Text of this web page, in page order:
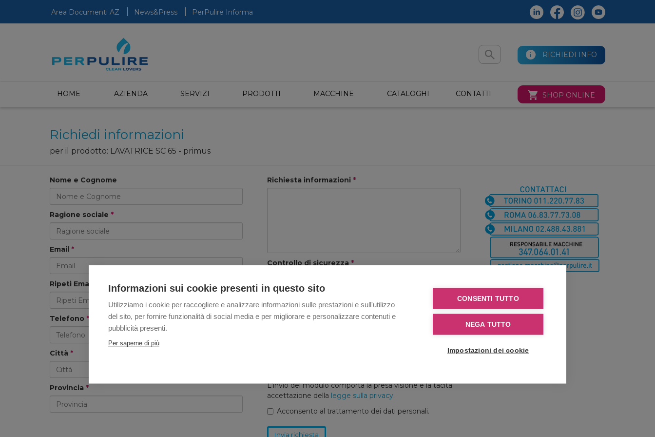
Informazioni sui cookie presenti in questo sito
Utilizziamo i cookie per raccogliere e analizzare informazioni sulle prestazioni e sull'utilizzo
del sito, per fornire funzionalità di social media e per migliorare e personalizzare contenuti e
pubblicità presenti.
Per saperne di più
CONSENTI TUTTO
NEGA TUTTO
Impostazioni dei cookie
Area Documenti AZ News&Press PerPulire Informa
Cerca
nel
RICHIEDI INFO
HOME AZIENDA SERVIZI PRODOTTI MACCHINE CATALOGHI CONTATTI SHOP ONLINE
Richiedi informazioni
per il prodotto: LAVATRICE SC 65 - primus
Nome e Cognome
Ragione sociale *
Email *
Ripeti Email
Telefono *
Città *
Provincia *
Richiesta informazioni *
Controllo di sicurezza*
L'invio del modulo comporta la presa visione e la tacita
accettazione della legge sulla privacy.
Acconsento al trattamento dei dati personali.
Invia richiesta